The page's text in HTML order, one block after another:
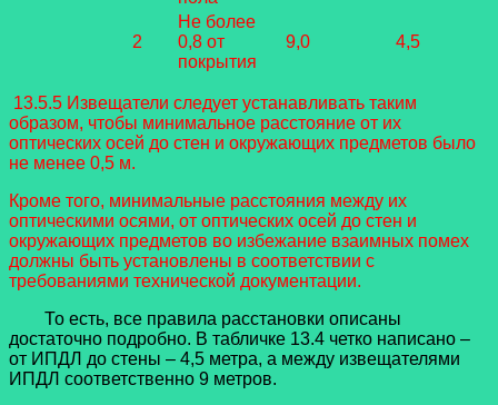
2
Не более
0,8 от
покрытия
9,0 4,5
13.5.5 Извещатели следует устанавливать таким
образом, чтобы минимальное расстояние от их
оптических осей до стен и окружающих предметов было
не менее 0,5 м.
Кроме того, минимальные расстояния между их
оптическими осями, от оптических осей до стен и
окружающих предметов во избежание взаимных помех
должны быть установлены в соответствии с
требованиями технической документации.
То есть, все правила расстановки описаны
достаточно подробно. В табличке 13.4 четко написано –
от ИПДЛ до стены – 4,5 метра, а между извещателями
ИПДЛ соответственно 9 метров.